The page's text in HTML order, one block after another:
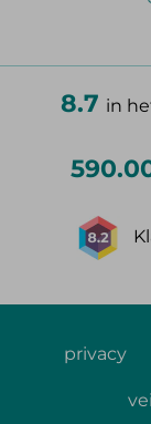
8.7 in
privacy